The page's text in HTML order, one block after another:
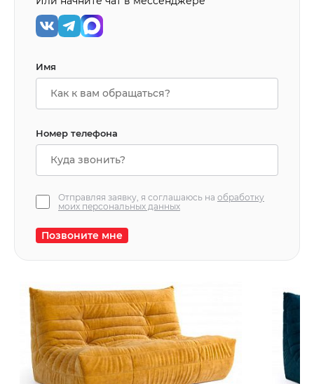
Имя
Номер телефона
Отправляя заявку, я соглашаюсь на обработку
моих персональных данных
Позвоните мне